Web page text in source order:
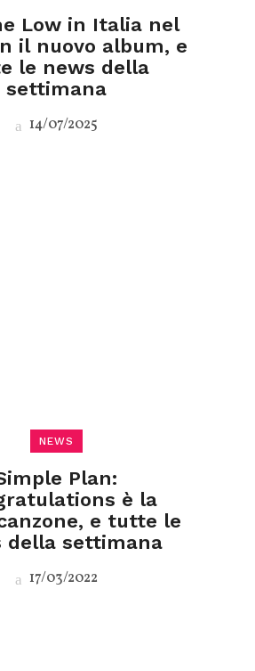
Low in Italia nel
il nuovo album, e
le news della
settimana
14/07/2025
NEWS
Plan:
è la
e tutte le
della settimana
17/03/2022